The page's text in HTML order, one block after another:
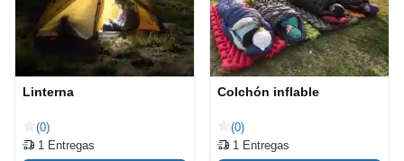
Linterna
(0)
1 Entregas
Colchón inflable
(0)
1 Entregas